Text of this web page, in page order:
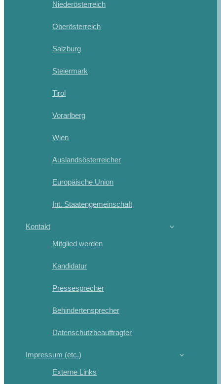
Niederösterreich
Oberösterreich
Salzburg
Steiermark
Tirol
Vorarlberg
Wien
Auslandsösterreicher
Europäische Union
Int. Staatengemeinschaft
Kontakt
Mitglied werden
Kandidatur
Pressesprecher
Behindertensprecher
Datenschutzbeauftragter
Impressum (etc.)
Externe Links